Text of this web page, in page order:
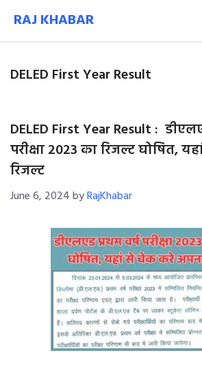
content
RAJ KHABAR
DELED First Year Result
DELED First Year Result :
परीक्षा 2023 का रिजल्ट घोषित,
रिजल्ट
June 6, 2024byRajKhabar